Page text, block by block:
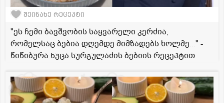
შეინახე რეცეპტი
"ეს ჩემი ბავშვობის საყვარელი კერძია,
რომელსაც ბებია დღემდე მიმზადებს ხოლმე..." -
წიწიბურა ნუცა სურგულაძის ბებიის რეცეპტით